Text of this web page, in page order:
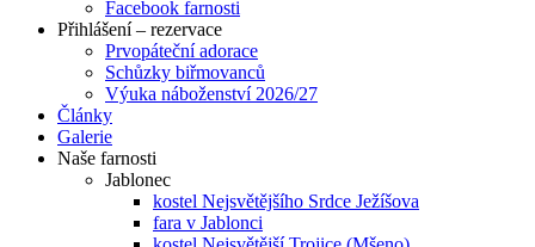
Facebook farnosti
Přihlášení – rezervace
Prvopáteční adorace
Schůzky biřmovanců
Výuka náboženství 2026/27
Články
Galerie
Naše farnosti
Jablonec
kostel Nejsvětějšího Srdce Ježíšova
fara v Jablonci